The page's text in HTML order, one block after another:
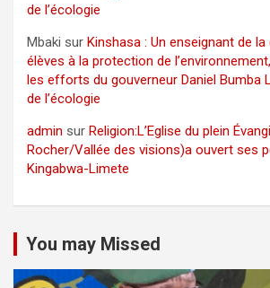
de l’écologie
Mbaki sur Kinshasa : Un enseignant de
élèves à la protection de
les efforts du gouverneur Daniel Bumba
de l’écologie
admin sur Religion:L’Eglise du plein
Rocher/Vallée des visions)a ouvert ses
Kingabwa-Limete
You may Missed